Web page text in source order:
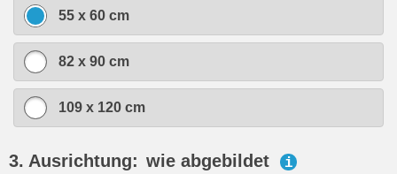
55 x 60 cm
82 x 90 cm
109 x 120 cm
3. Ausrichtung: wie abgebildet i